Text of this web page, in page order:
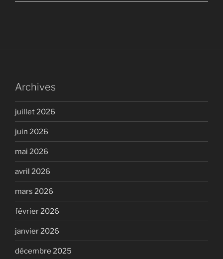
Archives
juillet 2026
juin 2026
mai 2026
avril 2026
mars 2026
février 2026
janvier 2026
décembre 2025